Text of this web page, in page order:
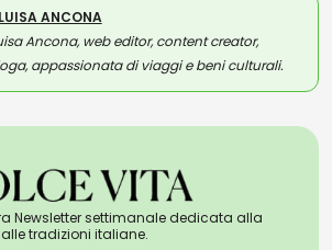
ANCONA
Ancona, web editor, content creator,
appassionata di viaggi e beni culturali.
Newsletter settimanale dedicata alla
tradizioni italiane.